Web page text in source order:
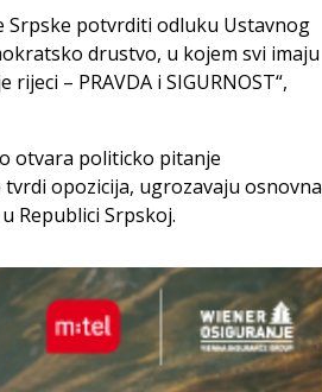
Srpske potvrditi odluku Ustavnog
drustvo, u kojem svi imaju
– PRAVDA i SIGURNOST“,
otvara politicko pitanje
opozicija, ugrozavaju osnovna
Republici Srpskoj.